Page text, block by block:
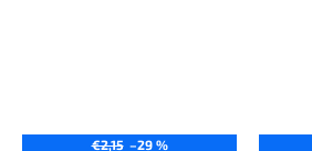
€2,15 –29 %